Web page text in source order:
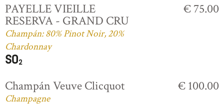
PAYELLE VIEILLE
RESERVA - GRAND CRU
Champán: 80% Pinot Noir, 20%
Chardonnay
€ 75.00
Champán Veuve Clicquot
Champagne
€ 100.00